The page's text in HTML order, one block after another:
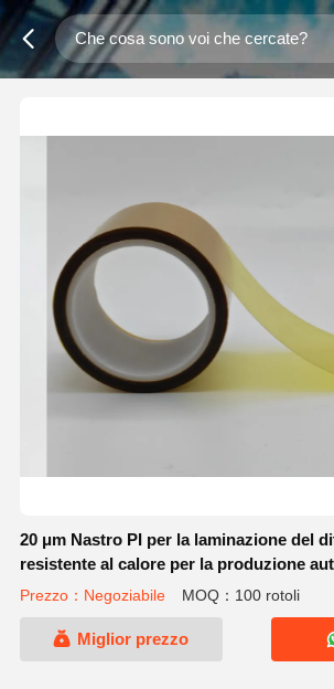
20 μm Nastro PI per la laminazione del
resistente al calore per la produzione
Prezzo：Negoziabile MOQ：100 rotoli
Miglior prezzo